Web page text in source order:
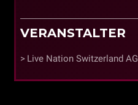
VERANSTALTER
Live Nation Switzerland AG